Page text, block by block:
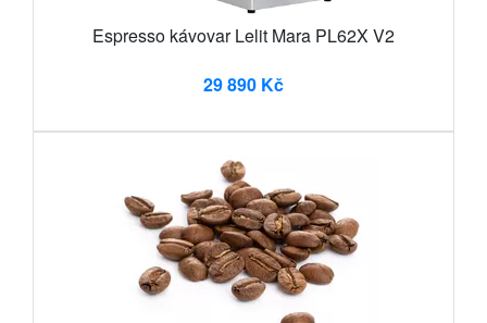
Espresso kávovar Lelit Mara PL62X V2
29 890 Kč